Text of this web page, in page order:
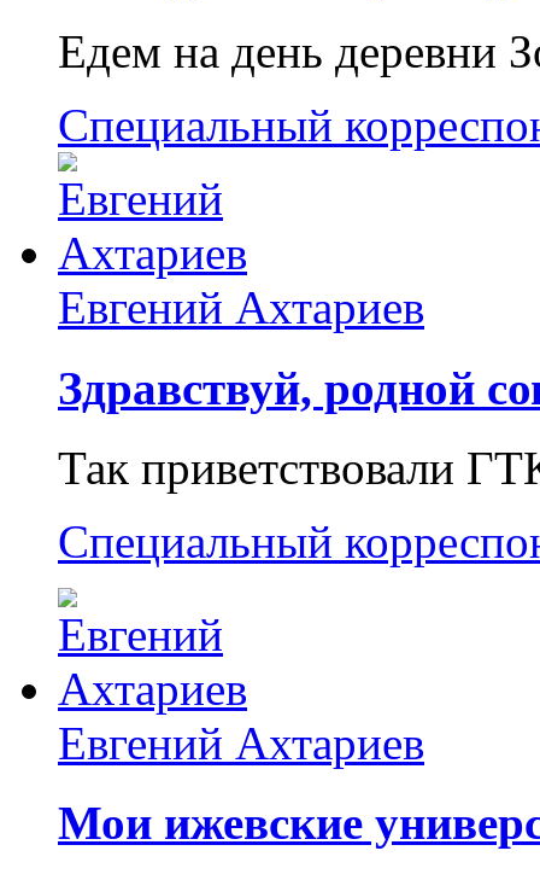
Едем на день деревни
Специальный
Евгений Ахтариев
Здравствуй, родной
Так приветствовали
Специальный
Евгений Ахтариев
Мои ижевские